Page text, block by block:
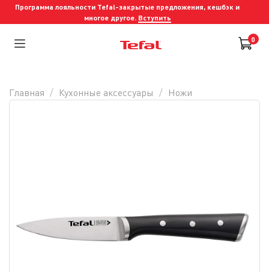
Программа лояльности Tefal-закрытые предложения, кешбэк и
многое другое. Вступить
0
Главная Кухонные аксессуары Ножи